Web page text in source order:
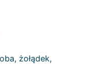
żołądek,